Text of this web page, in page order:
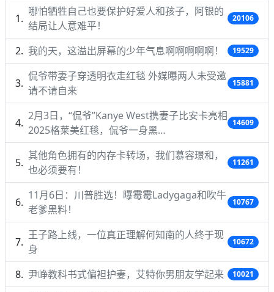
哪怕牺牲自己也要保护好爱人和孩子，阿银的
结局让人意难平！
20106
我的天，这溢出屏幕的少年气息啊啊啊啊啊！ 19529
侃爷带妻子穿透明衣走红毯 外媒曝两人未受邀
请不请自来
15881
2月3日，“侃爷”Kanye West携妻子比安卡亮相
2025格莱美红毯，侃爷一身黑…
14609
其他角色拥有的内存卡转场，我们慕容璟和，
也必须要有！
11261
11月6日：川普胜选！曝霉霉Ladygaga和吹牛
老爹黑料！
10767
王子路上线，一位真正理解何知南的人终于现
身
10672
尹峥教科书式偏袒护妻，艾特你男朋友学起来 10021